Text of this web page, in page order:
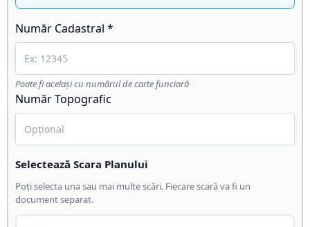
Număr Cadastral *
Poate fi același cu numărul de carte funciară
Număr Topografic
Selectează Scara Planului
Poți selecta una sau mai multe scări. Fiecare scară va fi un
document separat.